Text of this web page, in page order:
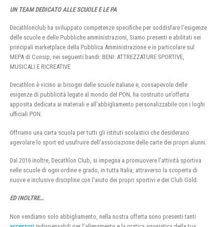
UN TEAM DEDICATO ALLE SCUOLE E LE PA
Decathlonclub ha sviluppato competenze specifiche per soddisfare l’esigenze
delle scuole e delle Pubbliche amministrazioni, Siamo presenti e abilitati nei
principali marketplace della Pubblica Amministrazione e in particolare sul
MEPA di Consip, nei seguenti bandi: BENI: ATTREZZATURE SPORTIVE,
MUSICALI E RICREATIVE
Decathlon è vicino ai bisogni delle scuole italiane e, consapevole delle
esigenze di pubblicità legate al mondo del PON, ha costruito un’offerta
apposita dedicata ai materiali e all’abbigliamento personalizzabile con i loghi
ufficiali PON.
Offriamo una carta scuola per tutti gli istituti scolastici che desiderano
agevolare lo sport ed usufruire dell’associazione delle carte dei propri alunni.
Dal 2016 inoltre, Decathlon Club, si impegna a promuovere l’attività sportiva
nelle scuole di ogni ordine e grado, in tutta Italia, attraverso la scoperta di
nuove e inclusive discipline con l’aiuto dei propri sportivi e dei Club Gold.
ED INOLTRE…
Non vendiamo solo abbigliamento, nella nostra offerta sono presenti tanti